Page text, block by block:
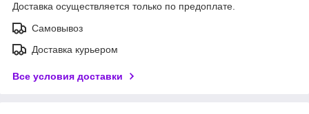
Доставка осуществляется только по предоплате.
Самовывоз
Доставка курьером
Все условия доставки